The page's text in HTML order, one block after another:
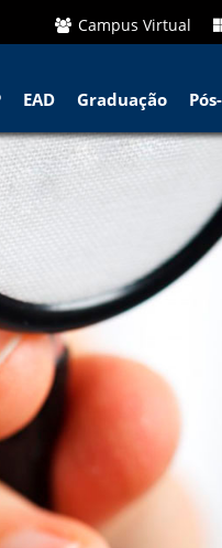
Campus Virtual
EAD Graduação